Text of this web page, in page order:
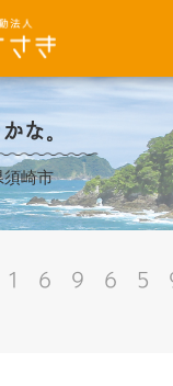
な。
崎市